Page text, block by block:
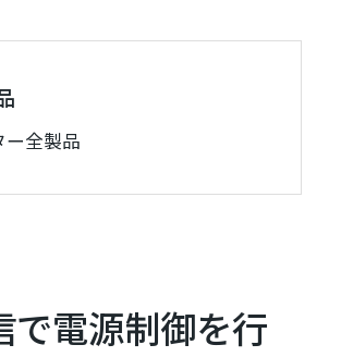
ー全製品
で電源制御を行